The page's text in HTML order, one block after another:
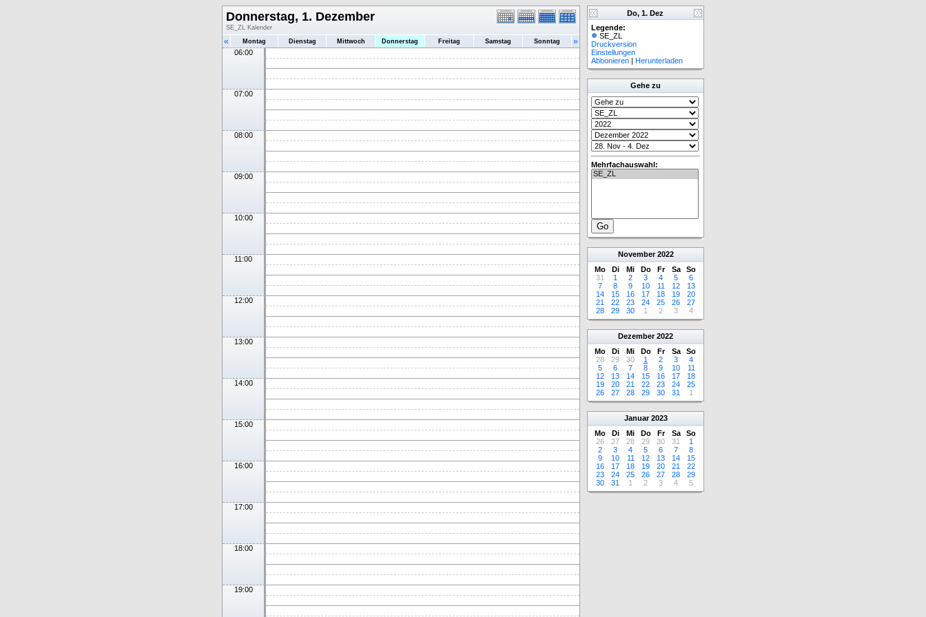
Donnerstag, 1. Dezember
SE_ZL Kalender
« Montag Dienstag Mittwoch Donnerstag Freitag Samstag Sonntag »
06:00
07:00
08:00
09:00
10:00
11:00
12:00
13:00
14:00
15:00
16:00
17:00
18:00
19:00
Do, 1. Dez
Legende:
SE_ZL
Druckversion
Einstellungen
Abbonieren | Herunterladen
Gehe zu
Mehrfachauswahl:
November 2022
Mo
Di Mi Do Fr Sa
So
31
1 2 3 4 5
6
7
8 9 10 11 12
13
14
15 16 17 18 19
20
21
22 23 24 25 26
27
28
29 30 1 2 3 4
Dezember 2022
Mo
Di Mi Do Fr Sa
So
28
29 30 1 2 3
4
5
6 7 8 9 10
11
12
13 14 15 16 17
18
19
20 21 22 23 24
25
26
27 28 29 30 31 1
Januar 2023
Mo
Di Mi Do Fr Sa
So
26
27 28 29 30 31
1
2
3 4 5 6 7
8
9
10 11 12 13 14
15
16
17 18 19 20 21
22
23
24 25 26 27 28
29
30
31 1 2 3 4 5